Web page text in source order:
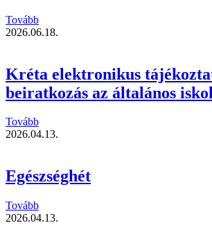
Tovább
2026.06.18.
Kréta elektronikus
beiratkozás az általános
Tovább
2026.04.13.
Egészséghét
Tovább
2026.04.13.